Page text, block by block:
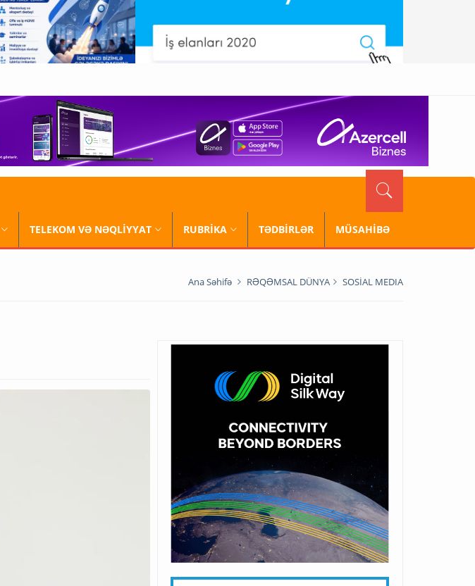
TELEKOM VƏ NƏQLİYYAT RUBRİKA TƏDBİRLƏR MÜSAHİBƏ
Ana Səhifə RƏQƏMSAL DÜNYA SOSİAL MEDIA